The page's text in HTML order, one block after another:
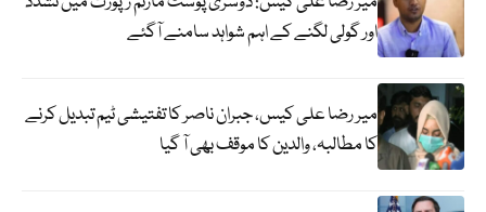
اور گولی لگنے کے اہم شواہد سامنے آگئے
میر رضا علی کیس، جبران ناصر کا تفتیشی ٹیم تبدیل کرنے
کا مطالبہ، والدین کا موقف بھی آ گیا